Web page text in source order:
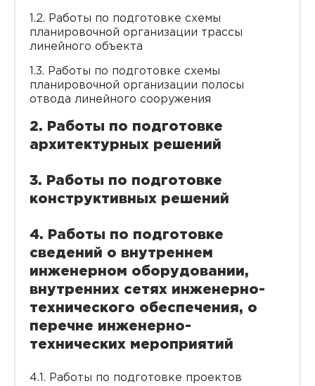
1.2. Работы по подготовке схемы
планировочной организации трассы
линейного объекта
1.3. Работы по подготовке схемы
планировочной организации полосы
отвода линейного сооружения
2. Работы по подготовке
архитектурных решений
3. Работы по подготовке
конструктивных решений
4. Работы по подготовке
сведений о внутреннем
инженерном оборудовании,
внутренних сетях инженерно-
технического обеспечения, о
перечне инженерно-
технических мероприятий
4.1. Работы по подготовке проектов